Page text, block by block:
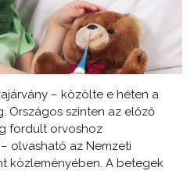
– közölte e héten a
Országos szinten az előző
fordult orvoshoz
olvasható az Nemzeti
közleményében. A betegek